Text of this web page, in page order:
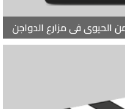
الحيوى فى مزارع الدواجن